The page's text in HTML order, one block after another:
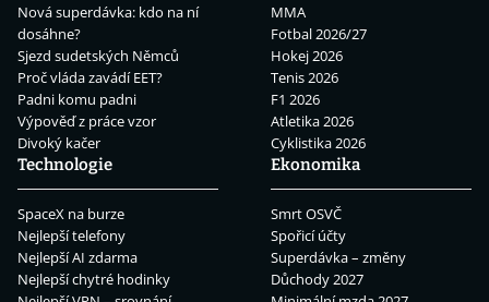
Nová superdávka: kdo na ní
dosáhne?
Sjezd sudetských Němců
Proč vláda zavádí EET?
Padni komu padni
Výpověď z práce vzor
Divoký kačer
MMA
Fotbal 2026/27
Hokej 2026
Tenis 2026
F1 2026
Atletika 2026
Cyklistika 2026
Technologie
SpaceX na burze
Nejlepší telefony
Nejlepší AI zdarma
Nejlepší chytré hodinky
Ekonomika
Smrt OSVČ
Spořicí účty
Superdávka – změny
Důchody 2027